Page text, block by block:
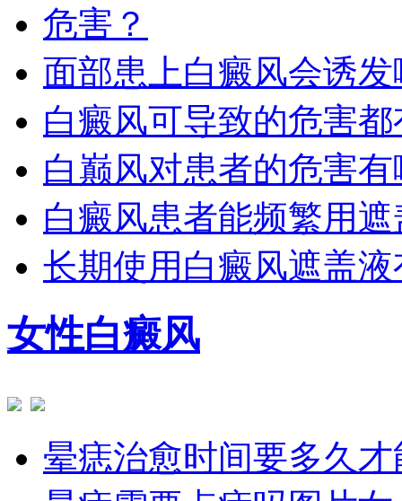
面部患上白癜风会诱
白癜风可导致的危害
白巅风对患者的危害
白癜风患者能频繁用
长期使用白癜风遮盖
女性白癜风
晕痣治愈时间要多久